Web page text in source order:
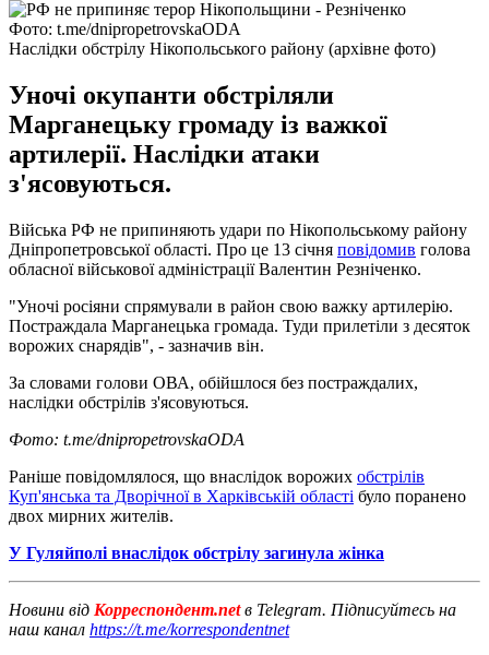
Фото: t.me/dnipropetrovskaODA
Наслідки обстрілу Нікопольського району (архівне фото)
Уночі окупанти обстріляли
Марганецьку громаду із важкої
артилерії. Наслідки атаки
з'ясовуються.
Війська РФ не припиняють удари по Нікопольському району
Дніпропетровської області. Про це 13 січня повідомив голова
обласної військової адміністрації Валентин Резніченко.
"Уночі росіяни спрямували в район свою важку артилерію.
Постраждала Марганецька громада. Туди прилетіли з десяток
ворожих снарядів", - зазначив він.
За словами голови ОВА, обійшлося без постраждалих,
наслідки обстрілів з'ясовуються.
Фото: t.me/dnipropetrovskaODA
Раніше повідомлялося, що внаслідок ворожих обстрілів
Куп'янська та Дворічної в Харківській області було поранено
двох мирних жителів.
У Гуляйполі внаслідок обстрілу загинула жінка
Новини від Корреспондент.netв Telegram. Підписуйтесь на
наш канал https://t.me/korrespondentnet